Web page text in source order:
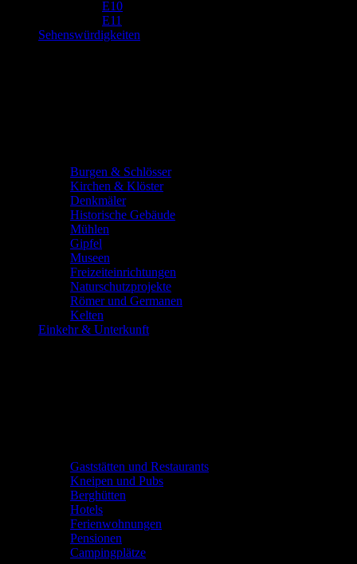
E10
E11
Sehenswürdigkeiten
Burgen & Schlösser
Kirchen & Klöster
Denkmäler
Historische Gebäude
Mühlen
Gipfel
Museen
Freizeiteinrichtungen
Naturschutzprojekte
Römer und Germanen
Kelten
Einkehr & Unterkunft
Gaststätten und Restaurants
Kneipen und Pubs
Berghütten
Hotels
Ferienwohnungen
Pensionen
Campingplätze